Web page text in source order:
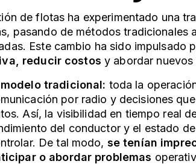
de flotas ha experimentado una
pasando de métodos tradicionales
Este cambio ha sido impulsado
reducir costos y abordar
modelo tradicional: toda la
por radio y decisiones
Así, la visibilidad en tiempo real
del conductor y el estado
De tal modo, se tenían
o abordar problemas